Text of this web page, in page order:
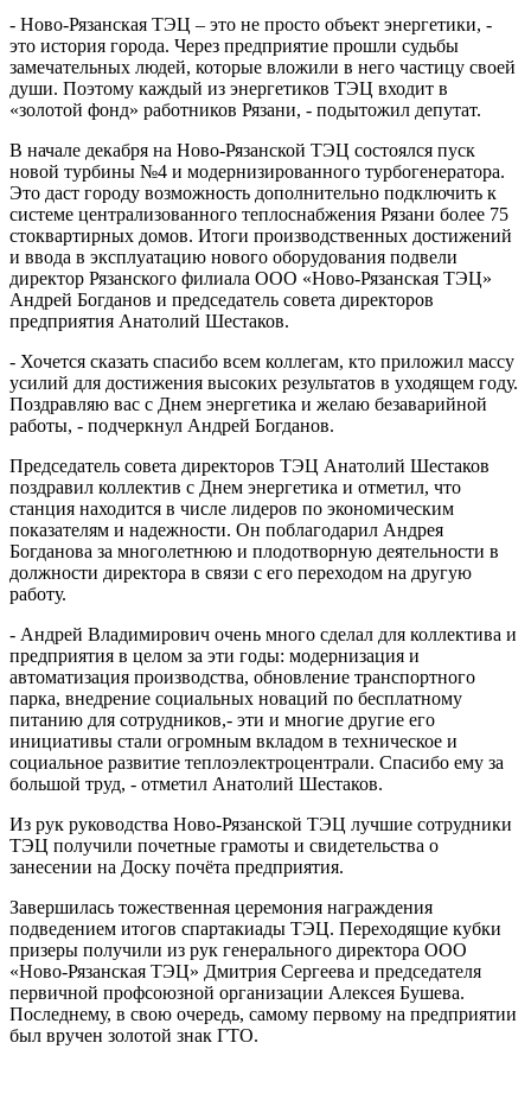
- Ново-Рязанская ТЭЦ – это не просто объект энергетики, -
это история города. Через предприятие прошли судьбы
замечательных людей, которые вложили в него частицу своей
души. Поэтому каждый из энергетиков ТЭЦ входит в
«золотой фонд» работников Рязани, - подытожил депутат.
В начале декабря на Ново-Рязанской ТЭЦ состоялся пуск
новой турбины №4 и модернизированного турбогенератора.
Это даст городу возможность дополнительно подключить к
системе централизованного теплоснабжения Рязани более 75
стоквартирных домов. Итоги производственных достижений
и ввода в эксплуатацию нового оборудования подвели
директор Рязанского филиала ООО «Ново-Рязанская ТЭЦ»
Андрей Богданов и председатель совета директоров
предприятия Анатолий Шестаков.
- Хочется сказать спасибо всем коллегам, кто приложил массу
усилий для достижения высоких результатов в уходящем году.
Поздравляю вас с Днем энергетика и желаю безаварийной
работы, - подчеркнул Андрей Богданов.
Председатель совета директоров ТЭЦ Анатолий Шестаков
поздравил коллектив с Днем энергетика и отметил, что
станция находится в числе лидеров по экономическим
показателям и надежности. Он поблагодарил Андрея
Богданова за многолетнюю и плодотворную деятельности в
должности директора в связи с его переходом на другую
работу.
- Андрей Владимирович очень много сделал для коллектива и
предприятия в целом за эти годы: модернизация и
автоматизация производства, обновление транспортного
парка, внедрение социальных новаций по бесплатному
питанию для сотрудников,- эти и многие другие его
инициативы стали огромным вкладом в техническое и
социальное развитие теплоэлектроцентрали. Спасибо ему за
большой труд, - отметил Анатолий Шестаков.
Из рук руководства Ново-Рязанской ТЭЦ лучшие сотрудники
ТЭЦ получили почетные грамоты и свидетельства о
занесении на Доску почёта предприятия.
Завершилась тожественная церемония награждения
подведением итогов спартакиады ТЭЦ. Переходящие кубки
призеры получили из рук генерального директора ООО
«Ново-Рязанская ТЭЦ» Дмитрия Сергеева и председателя
первичной профсоюзной организации Алексея Бушева.
Последнему, в свою очередь, самому первому на предприятии
был вручен золотой знак ГТО.